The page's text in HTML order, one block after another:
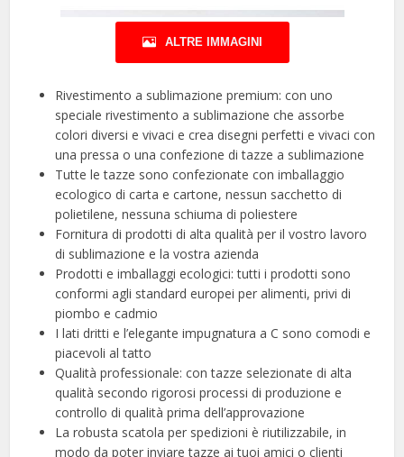
ALTRE IMMAGINI
Rivestimento a sublimazione premium: con uno
speciale rivestimento a sublimazione che assorbe
colori diversi e vivaci e crea disegni perfetti e vivaci con
una pressa o una confezione di tazze a sublimazione
Tutte le tazze sono confezionate con imballaggio
ecologico di carta e cartone, nessun sacchetto di
polietilene, nessuna schiuma di poliestere
Fornitura di prodotti di alta qualità per il vostro lavoro
di sublimazione e la vostra azienda
Prodotti e imballaggi ecologici: tutti i prodotti sono
conformi agli standard europei per alimenti, privi di
piombo e cadmio
I lati dritti e l’elegante impugnatura a C sono comodi e
piacevoli al tatto
Qualità professionale: con tazze selezionate di alta
qualità secondo rigorosi processi di produzione e
controllo di qualità prima dell’approvazione
La robusta scatola per spedizioni è riutilizzabile, in
modo da poter inviare tazze ai tuoi amici o clienti